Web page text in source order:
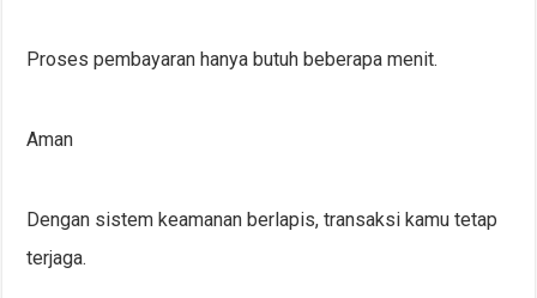
Proses pembayaran hanya butuh beberapa menit.
Aman
Dengan sistem keamanan berlapis, transaksi kamu tetap
terjaga.